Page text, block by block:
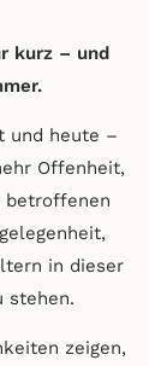
kurz – und
und heute –
Offenheit,
betroffenen
in dieser
stehen.
zeigen,